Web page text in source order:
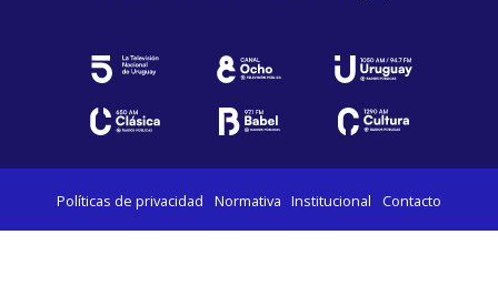
Políticas de privacidad Normativa Institucional Contacto